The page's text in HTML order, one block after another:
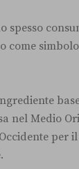
spesso
come
nel Medio
per